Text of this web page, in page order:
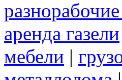
аренда газели
мебели |